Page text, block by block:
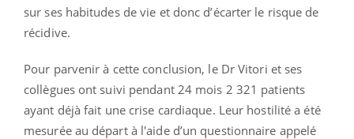
sur ses habitudes de vie et donc d’écarter le risque de
récidive.
Pour parvenir à cette conclusion, le Dr Vitori et ses
collègues ont suivi pendant 24 mois 2 321 patients
ayant déjà fait une crise cardiaque. Leur hostilité a été
mesurée au départ à l'aide d’un questionnaire appelé